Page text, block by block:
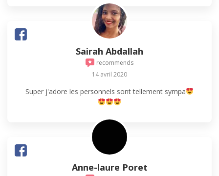
Sairah Abdallah
recommends
14 avril 2020
Super j'adore les personnels sont tellement sympa
Anne-laure Poret